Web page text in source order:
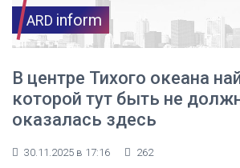
ARD inform
В центре Тихого океана
которой тут быть не
оказалась здесь
30.11.2025 в 17:16 262